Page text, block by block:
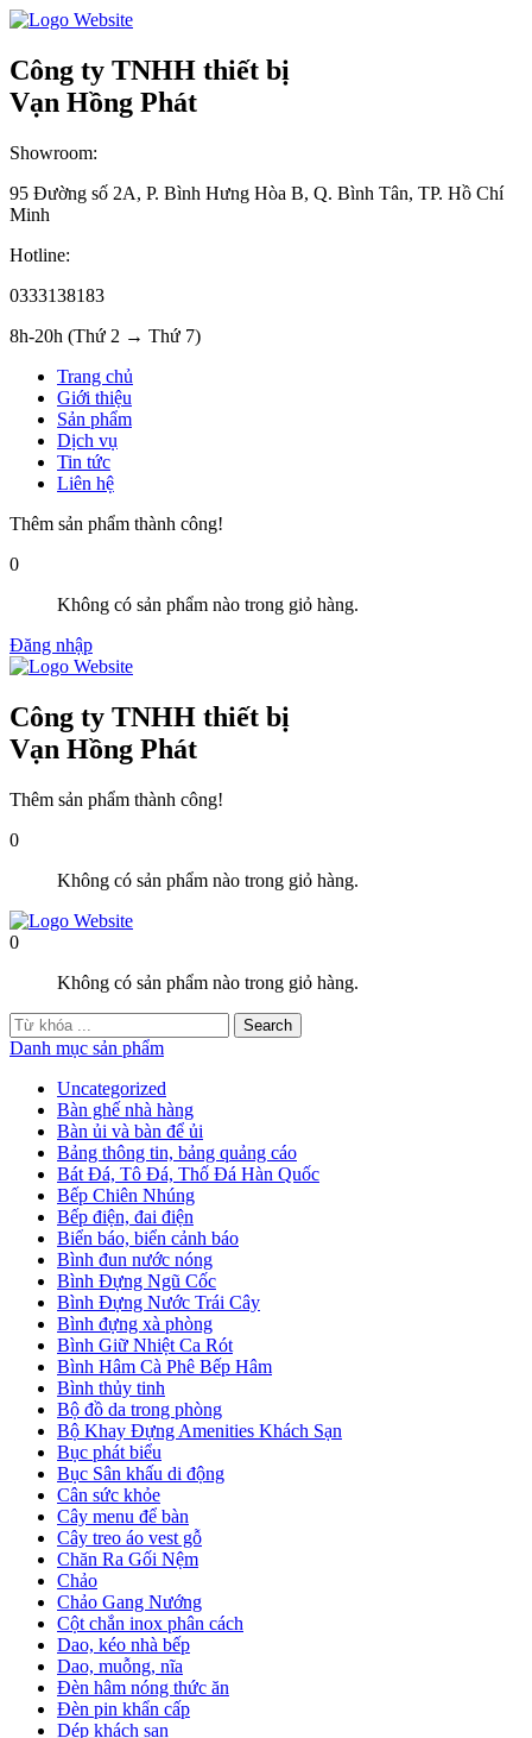
Công ty TNHH thiết bị
Vạn Hồng Phát
Showroom:
95 Đường số 2A, P. Bình Hưng Hòa B, Q. Bình Tân, TP. Hồ Chí
Minh
Hotline:
0333138183
8h-20h (Thứ 2 → Thứ 7)
Trang chủ
Giới thiệu
Sản phẩm
Dịch vụ
Tin tức
Liên hệ
Thêm sản phẩm thành công!
0
Không có sản phẩm nào trong giỏ hàng.
Đăng nhập
Công ty TNHH thiết bị
Vạn Hồng Phát
Thêm sản phẩm thành công!
0
Không có sản phẩm nào trong giỏ hàng.
0
Không có sản phẩm nào trong giỏ hàng.
Danh mục sản phẩm
Uncategorized
Bàn ghế nhà hàng
Bàn ủi và bàn để ủi
Bảng thông tin, bảng quảng cáo
Bát Đá, Tô Đá, Thố Đá Hàn Quốc
Bếp Chiên Nhúng
Bếp điện, đai điện
Biển báo, biển cảnh báo
Bình đun nước nóng
Bình Đựng Ngũ Cốc
Bình Đựng Nước Trái Cây
Bình đựng xà phòng
Bình Giữ Nhiệt Ca Rót
Bình Hâm Cà Phê Bếp Hâm
Bình thủy tinh
Bộ đồ da trong phòng
Bộ Khay Đựng Amenities Khách Sạn
Bục phát biểu
Bục Sân khấu di động
Cân sức khỏe
Cây menu để bàn
Cây treo áo vest gỗ
Chăn Ra Gối Nệm
Chảo
Chảo Gang Nướng
Cột chắn inox phân cách
Dao, kéo nhà bếp
Dao, muỗng, nĩa
Đèn hâm nóng thức ăn
Đèn pin khẩn cấp
Dép khách sạn